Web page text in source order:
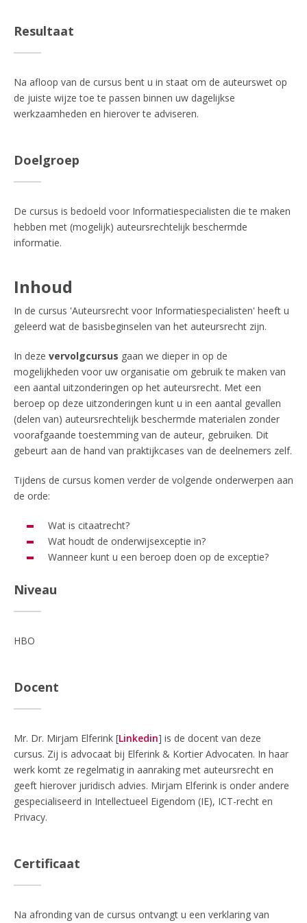
Resultaat
Na afloop van de cursus bent u in staat om de auteurswet op
de juiste wijze toe te passen binnen uw dagelijkse
werkzaamheden en hierover te adviseren.
Doelgroep
De cursus is bedoeld voor Informatiespecialisten die te maken
hebben met (mogelijk) auteursrechtelijk beschermde
informatie.
Inhoud
In de cursus 'Auteursrecht voor Informatiespecialisten' heeft u
geleerd wat de basisbeginselen van het auteursrecht zijn.
In deze vervolgcursus gaan we dieper in op de
mogelijkheden voor uw organisatie om gebruik te maken van
een aantal uitzonderingen op het auteursrecht. Met een
beroep op deze uitzonderingen kunt u in een aantal gevallen
(delen van) auteursrechtelijk beschermde materialen zonder
voorafgaande toestemming van de auteur, gebruiken. Dit
gebeurt aan de hand van praktijkcases van de deelnemers zelf.
Tijdens de cursus komen verder de volgende onderwerpen aan
de orde:
Wat is citaatrecht?
Wat houdt de onderwijsexceptie in?
Wanneer kunt u een beroep doen op de exceptie?
Niveau
HBO
Docent
Mr. Dr. Mirjam Elferink [Linkedin] is de docent van deze
cursus. Zij is advocaat bij Elferink & Kortier Advocaten. In haar
werk komt ze regelmatig in aanraking met auteursrecht en
geeft hierover juridisch advies. Mirjam Elferink is onder andere
gespecialiseerd in Intellectueel Eigendom (IE), ICT-recht en
Privacy.
Certificaat
Na afronding van de cursus ontvangt u een verklaring van